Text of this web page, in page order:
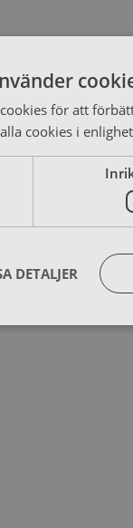
för att
cookies i
DETALJER